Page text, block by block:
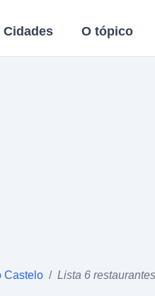
Cidades O tópico
Castelo / Lista 6